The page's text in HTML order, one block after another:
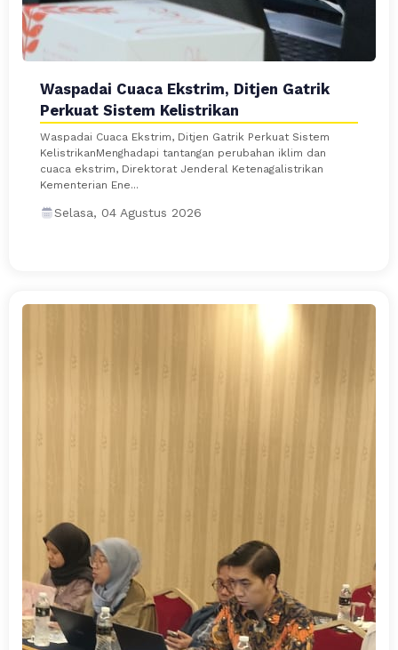
Waspadai Cuaca Ekstrim, Ditjen Gatrik
Perkuat Sistem Kelistrikan
Waspadai Cuaca Ekstrim, Ditjen Gatrik Perkuat Sistem
KelistrikanMenghadapi tantangan perubahan iklim dan
cuaca ekstrim, Direktorat Jenderal Ketenagalistrikan
Kementerian Ene...
Selasa, 04 Agustus 2026